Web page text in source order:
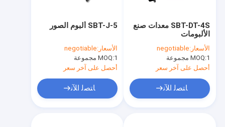
SBT-J-5 ألبوم الصور
الأسعار:negotiable
MOQ:1 مجموعة
أحصل على آخر سعر
ﺎﺘﺼﻟ ﺍﻶﻧ
SBT-DT-4S معدات صنع
الألبومات
الأسعار:negotiable
MOQ:1 مجموعة
أحصل على آخر سعر
ﺎﺘﺼﻟ ﺍﻶﻧ